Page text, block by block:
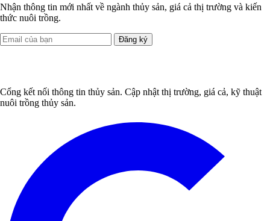
Nhận thông tin mới nhất về ngành thủy sản, giá cả thị trường và kiến
thức nuôi trồng.
Đăng ký
Cổng kết nối thông tin thủy sản. Cập nhật thị trường, giá cả, kỹ thuật
nuôi trồng thủy sản.